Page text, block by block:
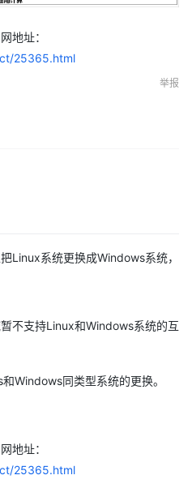
地址：
25365.html
举报
Linux系统更换成Windows系统，
不支持Linux和Windows系统的互
Windows同类型系统的更换。
地址：
25365.html